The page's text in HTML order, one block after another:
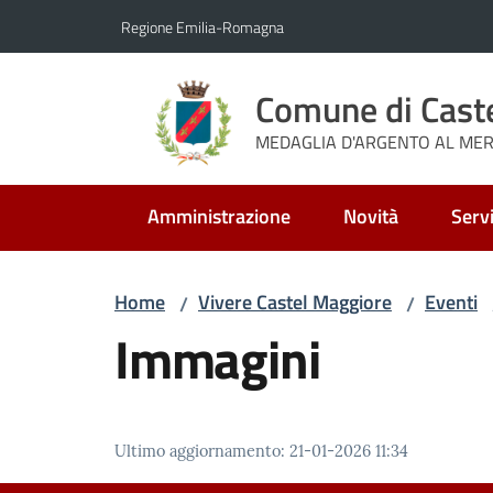
Regione Emilia-Romagna
Comune di
MEDAGLIA D'ARGENTO AL
Amministrazione Novità
Home / Vivere Castel Maggiore / Eventi
Immagini
Ultimo aggiornamento: 21-01-2026 11:34